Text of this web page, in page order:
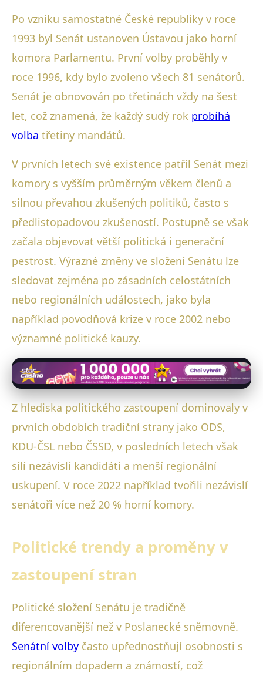
Po vzniku samostatné České republiky v roce
1993 byl Senát ustanoven Ústavou jako horní
komora Parlamentu. První volby proběhly v
roce 1996, kdy bylo zvoleno všech 81 senátorů.
Senát je obnovován po třetinách vždy na šest
let, což znamená, že každý sudý rok probíhá
volba třetiny mandátů.
V prvních letech své existence patřil Senát mezi
komory s vyšším průměrným věkem členů a
silnou převahou zkušených politiků, často s
předlistopadovou zkušeností. Postupně se však
začala objevovat větší politická i generační
pestrost. Výrazné změny ve složení Senátu lze
sledovat zejména po zásadních celostátních
nebo regionálních událostech, jako byla
například povodňová krize v roce 2002 nebo
významné politické kauzy.
Z hlediska politického zastoupení dominovaly v
prvních obdobích tradiční strany jako ODS,
KDU-ČSL nebo ČSSD, v posledních letech však
sílí nezávislí kandidáti a menší regionální
uskupení. V roce 2022 například tvořili nezávislí
senátoři více než 20 % horní komory.
Politické trendy a proměny v
zastoupení stran
Politické složení Senátu je tradičně
diferencovanější než v Poslanecké sněmovně.
Senátní volby často upřednostňují osobnosti s
regionálním dopadem a známostí, což